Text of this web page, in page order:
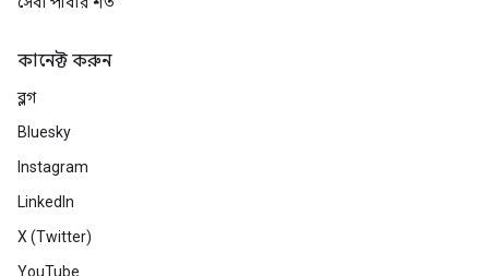
কানেক্ট করুন
ব্লগ
Bluesky
Instagram
LinkedIn
X (Twitter)
YouTube